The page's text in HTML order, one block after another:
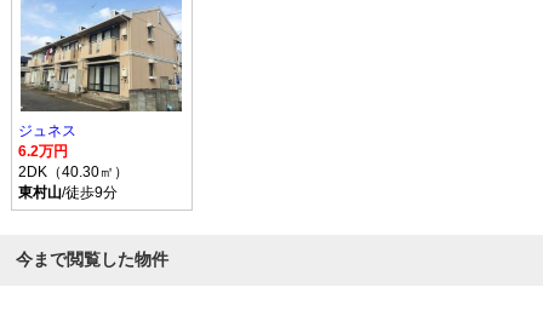
ジュネス
6.2万円
2DK（40.30㎡）
東村山/徒歩9分
今まで閲覧した物件